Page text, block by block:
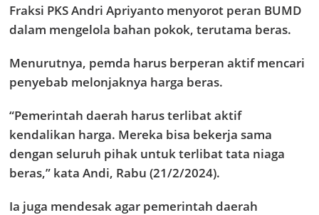
Fraksi PKS Andri Apriyanto menyorot peran BUMD
dalam mengelola bahan pokok, terutama beras.
Menurutnya, pemda harus berperan aktif mencari
penyebab melonjaknya harga beras.
“Pemerintah daerah harus terlibat aktif
kendalikan harga. Mereka bisa bekerja sama
dengan seluruh pihak untuk terlibat tata niaga
beras,” kata Andi, Rabu (21/2/2024).
Ia juga mendesak agar pemerintah daerah